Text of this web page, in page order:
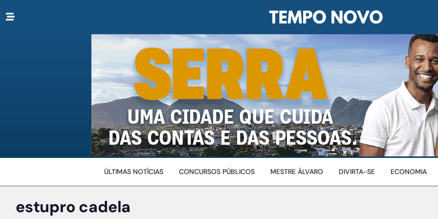
ÚLTIMAS NOTÍCIAS CONCURSOS PÚBLICOS MESTRE ÁLVARO DIVIRTA-SE ECONOMIA
estupro cadela